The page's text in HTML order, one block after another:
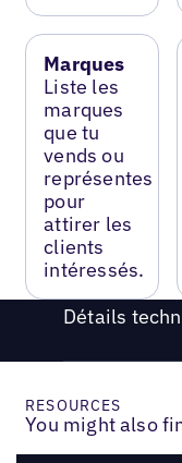
Marques
Liste les
marques
que tu
vends ou
représentes
pour
attirer les
clients
intéressés.
Détails
RESOURCES
You might also